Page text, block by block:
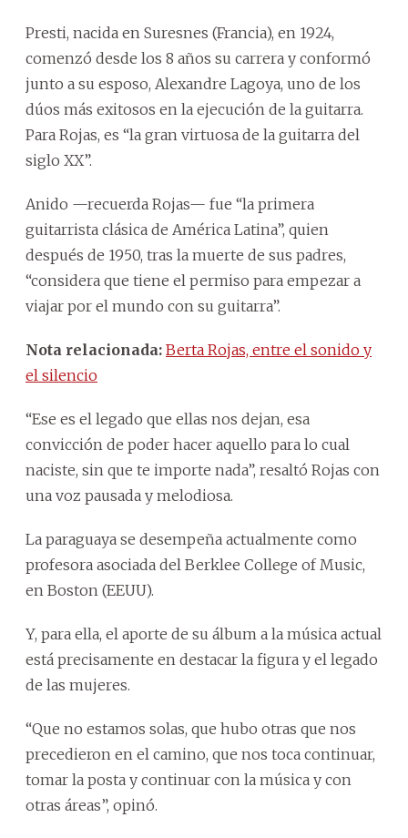
Presti, nacida en Suresnes (Francia), en 1924,
comenzó desde los 8 años su carrera y conformó
junto a su esposo, Alexandre Lagoya, uno de los
dúos más exitosos en la ejecución de la guitarra.
Para Rojas, es “la gran virtuosa de la guitarra del
siglo XX”.
Anido —recuerda Rojas— fue “la primera
guitarrista clásica de América Latina”, quien
después de 1950, tras la muerte de sus padres,
“considera que tiene el permiso para empezar a
viajar por el mundo con su guitarra”.
Nota relacionada: Berta Rojas, entre el sonido y
el silencio
“Ese es el legado que ellas nos dejan, esa
convicción de poder hacer aquello para lo cual
naciste, sin que te importe nada”, resaltó Rojas con
una voz pausada y melodiosa.
La paraguaya se desempeña actualmente como
profesora asociada del Berklee College of Music,
en Boston (EEUU).
Y, para ella, el aporte de su álbum a la música actual
está precisamente en destacar la figura y el legado
de las mujeres.
“Que no estamos solas, que hubo otras que nos
precedieron en el camino, que nos toca continuar,
tomar la posta y continuar con la música y con
otras áreas”, opinó.